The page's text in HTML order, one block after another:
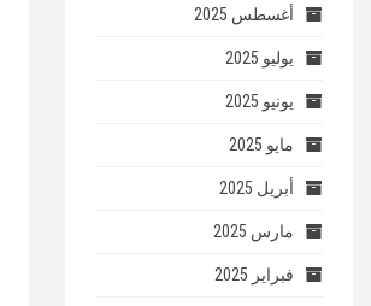
أغسطس 2025
يوليو 2025
يونيو 2025
مايو 2025
أبريل 2025
مارس 2025
فبراير 2025